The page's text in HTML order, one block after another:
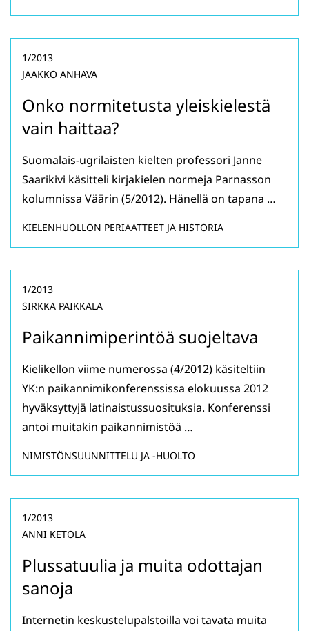
Onko normitetusta yleiskielestä
vain haittaa?
1/2013
JAAKKO ANHAVA
Suomalais-ugrilaisten kielten professori Janne
Saarikivi käsitteli kirjakielen normeja Parnasson
kolumnissa Väärin (5/2012). Hänellä on tapana …
KIELENHUOLLON PERIAATTEET JA HISTORIA
Paikannimiperintöä suojeltava
1/2013
SIRKKA PAIKKALA
Kielikellon viime numerossa (4/2012) käsiteltiin
YK:n paikannimikonferenssissa elokuussa 2012
hyväksyttyjä latinaistussuosituksia. Konferenssi
antoi muitakin paikannimistöä …
NIMISTÖNSUUNNITTELU JA -HUOLTO
Plussatuulia ja muita odottajan
sanoja
1/2013
ANNI KETOLA
Internetin keskustelupalstoilla voi tavata muita